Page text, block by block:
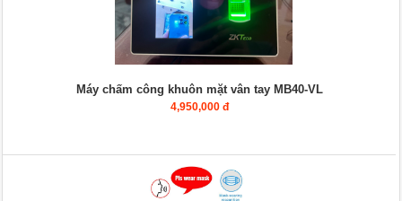
Máy chấm công khuôn mặt vân tay MB40-VL
4,950,000 đ